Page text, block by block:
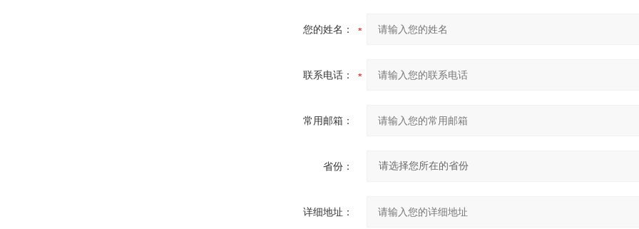
您的姓名：
联系电话：
常用邮箱：
省份：
详细地址：